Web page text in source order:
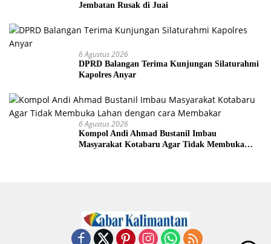
Jembatan Rusak di Juai
6 Agustus 2026
DPRD Balangan Terima Kunjungan Silaturahmi
Kapolres Anyar
6 Agustus 2026
Kompol Andi Ahmad Bustanil Imbau
Masyarakat Kotabaru Agar Tidak Membuka